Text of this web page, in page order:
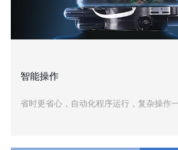
智能操作
省时更省心，自动化程序运行，复杂操作